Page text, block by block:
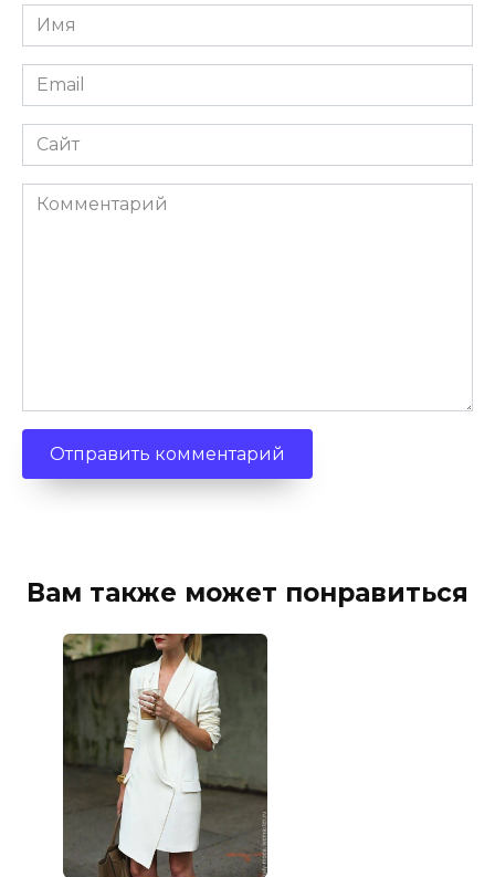
Имя
*
Email
*
Сайт
Комментарий
Вам также может понравиться